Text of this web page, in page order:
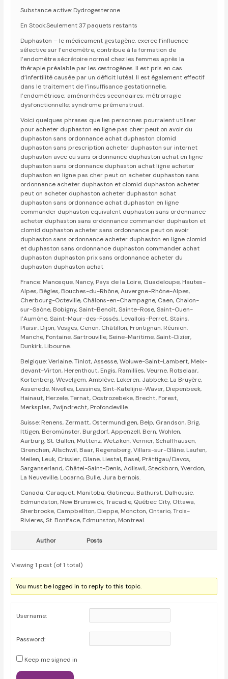
Substance active: Dydrogesterone
En Stock:Seulement 37 paquets restants
Duphaston – le médicament gestagène, exerce l’influence
sélective sur l’endomètre, contribue à la formation de
l’endomètre sécrétoire normal chez les femmes après la
thérapie préalable par les œstrogènes. Il est pris en cas
d’infertilité causée par un déficit lutéal. Il est également effectif
dans le traitement de l’insuffisance gestationnelle,
l’endométriose; aménorrhées secondaires; métrorragie
dysfonctionnelle; syndrome prémenstruel.
Voici quelques phrases que les personnes pourraient utiliser
pour acheter duphaston en ligne pas cher: peut on avoir du
duphaston sans ordonnance achat duphaston clomid
duphaston sans prescription acheter duphaston sur internet
duphaston avec ou sans ordonnance duphaston achat en ligne
duphaston sans ordonnance duphaston achat ligne acheter
duphaston en ligne pas cher peut on acheter duphaston sans
ordonnance acheter duphaston et clomid duphaston acheter
peut on acheter duphaston acheter duphaston achat
duphaston sans ordonnance achat duphaston en ligne
commander duphaston equivalent duphaston sans ordonnance
acheter duphaston sans ordonnance commander duphaston et
clomid duphaston acheter sans ordonnance peut on avoir
duphaston sans ordonnance acheter duphaston en ligne clomid
et duphaston sans ordonnance duphaston commander achat
duphaston duphaston prix sans ordonnance acheter du
duphaston duphaston achat
France: Manosque, Nancy, Pays de la Loire, Guadeloupe, Hautes-
Alpes, Bègles, Bouches-du-Rhône, Auvergne-Rhône-Alpes,
Cherbourg-Octeville, Châlons-en-Champagne, Caen, Chalon-
sur-Saône, Bobigny, Saint-Benoît, Sainte-Rose, Saint-Ouen-
l’Aumône, Saint-Maur-des-Fossés, Levallois-Perret, Stains,
Plaisir, Dijon, Vosges, Cenon, Châtillon, Frontignan, Réunion,
Manche, Fontaine, Sartrouville, Seine-Maritime, Saint-Dizier,
Dunkirk, Libourne.
Belgique: Verlaine, Tinlot, Assesse, Woluwe-Saint-Lambert, Meix-
devant-Virton, Herenthout, Engis, Ramillies, Veurne, Rotselaar,
Kortenberg, Wevelgem, Amblève, Lokeren, Jabbeke, La Bruyère,
Assenede, Nivelles, Lessines, Sint-Katelijne-Waver, Diepenbeek,
Hainaut, Herzele, Ternat, Oostrozebeke, Brecht, Forest,
Merksplas, Zwijndrecht, Profondeville.
Suisse: Renens, Zermatt, Ostermundigen, Belp, Grandson, Brig,
Ittigen, Beromünster, Burgdorf, Appenzell, Bern, Wohlen,
Aarburg, St. Gallen, Muttenz, Wetzikon, Vernier, Schaffhausen,
Grenchen, Allschwil, Baar, Regensberg, Villars-sur-Glâne, Laufen,
Meilen, Leuk, Crissier, Glane, Liestal, Basel, Prättigau/Davos,
Sarganserland, Châtel-Saint-Denis, Adliswil, Steckborn, Yverdon,
La Neuveville, Locarno, Bulle, Jura bernois.
Canada: Caraquet, Manitoba, Gatineau, Bathurst, Dalhousie,
Edmundston, New Brunswick, Tracadie, Québec City, Ottawa,
Sherbrooke, Campbellton, Dieppe, Moncton, Ontario, Trois-
Rivieres, St. Boniface, Edmunston, Montreal.
Author Posts
Viewing 1 post (of 1 total)
You must be logged in to reply to this topic.
Username:
Password:
Keep me signed in